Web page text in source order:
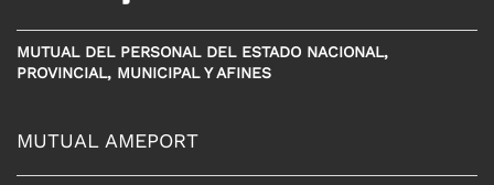
MUTUAL DEL PERSONAL DEL ESTADO NACIONAL,
PROVINCIAL, MUNICIPAL Y AFINES
MUTUAL AMEPORT